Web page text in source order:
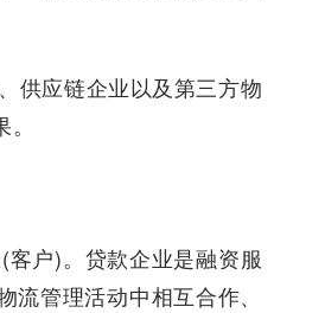
供应链企业以及第三方物
户)。贷款企业是融资服
管理活动中相互合作、